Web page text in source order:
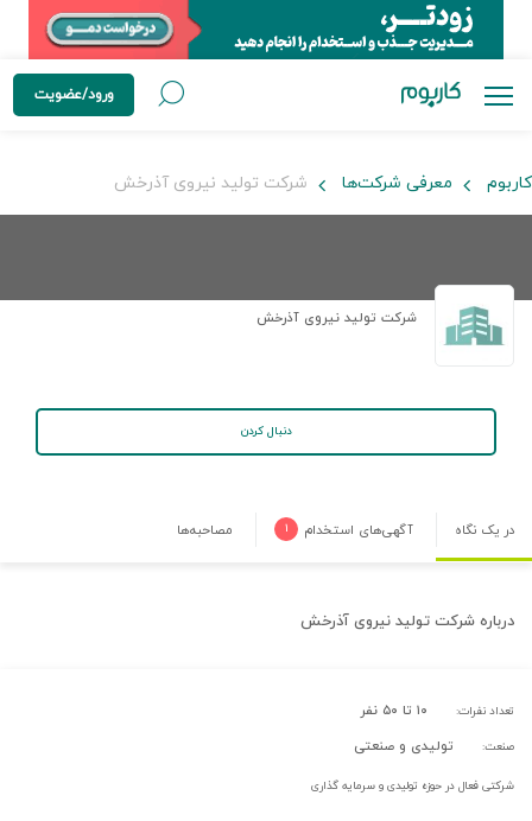
ورود/عضویت
کاربوم معرفی شرکت‌ها شرکت تولید نیروی آذرخش
شرکت تولید نیروی آذرخش
دنبال کردن
در یک نگاه آگهی‌های استخدام ۱ مصاحبه‌ها
درباره شرکت تولید نیروی آذرخش
تعداد نفرات: ۱۰ تا ۵۰ نفر
صنعت: تولیدی و صنعتی
شرکتی فعال در حوزه تولیدی و سرمایه گذاری